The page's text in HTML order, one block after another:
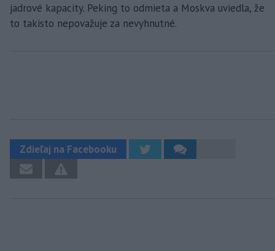
jadrové kapacity. Peking to odmieta a Moskva uviedla, že
to takisto nepovažuje za nevyhnutné.
Zdieľaj na Facebooku